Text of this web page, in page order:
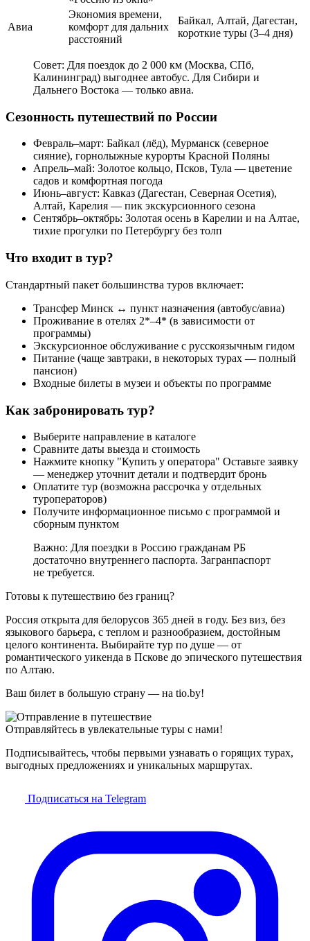
Авиа
Экономия времени,
комфорт для дальних
расстояний
Байкал, Алтай, Дагестан,
короткие туры (3–4 дня)
Совет: Для поездок до 2 000 км (Москва, СПб,
Калининград) выгоднее автобус. Для Сибири и
Дальнего Востока — только авиа.
Сезонность путешествий по России
Февраль–март: Байкал (лёд), Мурманск (северное
сияние), горнолыжные курорты Красной Поляны
Апрель–май: Золотое кольцо, Псков, Тула — цветение
садов и комфортная погода
Июнь–август: Кавказ (Дагестан, Северная Осетия),
Алтай, Карелия — пик экскурсионного сезона
Сентябрь–октябрь: Золотая осень в Карелии и на Алтае,
тихие прогулки по Петербургу без толп
Что входит в тур?
Стандартный пакет большинства туров включает:
Трансфер Минск ↔ пункт назначения (автобус/авиа)
Проживание в отелях 2*–4* (в зависимости от
программы)
Экскурсионное обслуживание с русскоязычным гидом
Питание (чаще завтраки, в некоторых турах — полный
пансион)
Входные билеты в музеи и объекты по программе
Как забронировать тур?
Выберите направление в каталоге
Сравните даты выезда и стоимость
Нажмите кнопку "Купить у оператора" Оставьте заявку
— менеджер уточнит детали и подтвердит бронь
Оплатите тур (возможна рассрочка у отдельных
туроператоров)
Получите информационное письмо с программой и
сборным пунктом
Важно: Для поездки в Россию гражданам РБ
достаточно внутреннего паспорта. Загранпаспорт
не требуется.
Готовы к путешествию без границ?
Россия открыта для белорусов 365 дней в году. Без виз, без
языкового барьера, с теплом и разнообразием, достойным
целого континента. Выбирайте тур по душе — от
романтического уикенда в Пскове до эпического путешествия
по Алтаю.
Ваш билет в большую страну — на tio.by!
Отправляйтесь в увлекательные туры с нами!
Подписывайтесь, чтобы первыми узнавать о горящих турах,
выгодных предложениях и уникальных маршрутах.
Подписаться на Telegram